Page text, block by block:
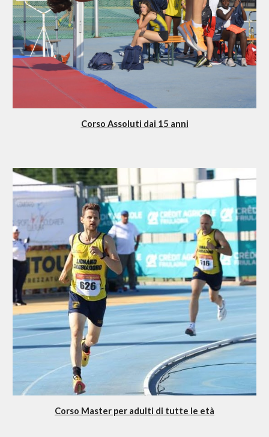
Corso Assoluti dai 15 anni
Corso Master per adulti di tutte le età